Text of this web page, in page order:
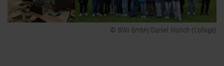
© BWI GmbH/Daniel Münch (Collage)